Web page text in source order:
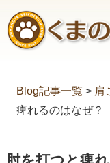
Blog記事一覧 > 肩
痺れるのはなぜ？
肘を打つと痺